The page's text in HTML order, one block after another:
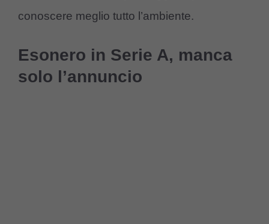
conoscere meglio tutto l’ambiente.
Esonero in Serie A, manca
solo l’annuncio